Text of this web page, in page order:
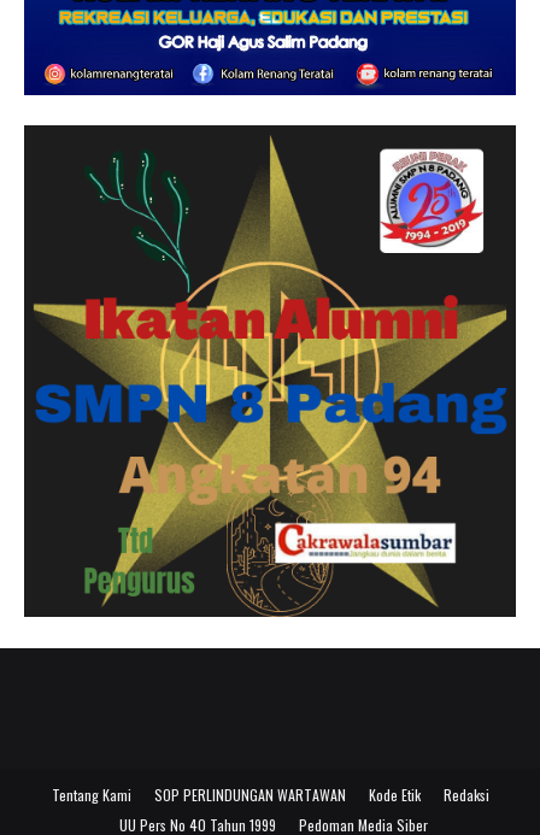
Tentang Kami SOP PERLINDUNGAN WARTAWAN Kode Etik
Redaksi
UU Pers No 40 Tahun 1999
Pedoman Media Siber